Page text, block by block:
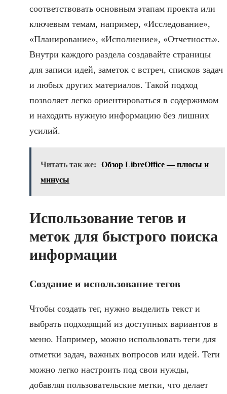
соответствовать основным этапам проекта или
ключевым темам, например, «Исследование»,
«Планирование», «Исполнение», «Отчетность».
Внутри каждого раздела создавайте страницы
для записи идей, заметок с встреч, списков задач
и любых других материалов. Такой подход
позволяет легко ориентироваться в содержимом
и находить нужную информацию без лишних
усилий.
Читать так же:
Обзор LibreOffice — плюсы и
минусы
Использование тегов и
меток для быстрого поиска
информации
Создание и использование тегов
Чтобы создать тег, нужно выделить текст и
выбрать подходящий из доступных вариантов в
меню. Например, можно использовать теги для
отметки задач, важных вопросов или идей. Теги
можно легко настроить под свои нужды,
добавляя пользовательские метки, что делает